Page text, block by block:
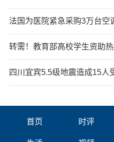
法国为医院紧急采购3万台空
转需！教育部高校学生资助
四川宜宾5.5级地震造成15人
首页 时评